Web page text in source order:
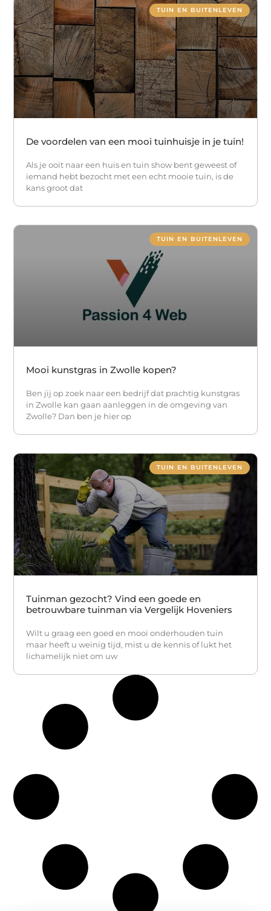
TUIN EN BUITENLEVEN
De voordelen van een mooi tuinhuisje in je tuin!
Als je ooit naar een huis en tuin show bent geweest of
iemand hebt bezocht met een echt mooie tuin, is de
kans groot dat
TUIN EN BUITENLEVEN
Mooi kunstgras in Zwolle kopen?
Ben jij op zoek naar een bedrijf dat prachtig kunstgras
in Zwolle kan gaan aanleggen in de omgeving van
Zwolle? Dan ben je hier op
TUIN EN BUITENLEVEN
Tuinman gezocht? Vind een goede en
betrouwbare tuinman via Vergelijk Hoveniers
Wilt u graag een goed en mooi onderhouden tuin
maar heeft u weinig tijd, mist u de kennis of lukt het
lichamelijk niet om uw